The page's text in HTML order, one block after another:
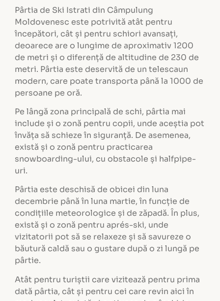
Pârtia de Ski Istrati din Câmpulung
Moldovenesc este potrivită atât pentru
începători, cât și pentru schiori avansați,
deoarece are o lungime de aproximativ 1200
de metri și o diferență de altitudine de 230 de
metri. Pârtia este deservită de un telescaun
modern, care poate transporta până la 1000 de
persoane pe oră.
Pe lângă zona principală de schi, pârtia mai
include și o zonă pentru copii, unde aceștia pot
învăța să schieze în siguranță. De asemenea,
există și o zonă pentru practicarea
snowboarding-ului, cu obstacole și halfpipe-
uri.
Pârtia este deschisă de obicei din luna
decembrie până în luna martie, în funcție de
condițiile meteorologice și de zăpadă. În plus,
există și o zonă pentru aprés-ski, unde
vizitatorii pot să se relaxeze și să savureze o
băutură caldă sau o gustare după o zi lungă pe
pârtie.
Atât pentru turiștii care vizitează pentru prima
dată pârtia, cât și pentru cei care revin aici în